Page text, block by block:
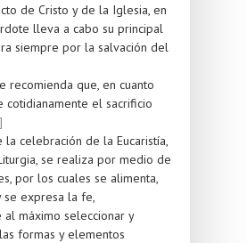
de Cristo y de la Iglesia, en
lleva a cabo su principal
siempre por la salvación del
recomienda que, en cuanto
cotidianamente el sacrificio
la celebración de la Eucaristía,
se realiza por medio de
por los cuales se alimenta,
se expresa la fe,
al máximo seleccionar y
formas y elementos